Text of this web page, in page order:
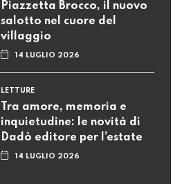
Piazzetta Brocco, il nuovo
salotto nel cuore del
villaggio
14 LUGLIO 2026
LETTURE
Tra amore, memoria e
inquietudine: le novità di
Dadò editore per l’estate
14 LUGLIO 2026